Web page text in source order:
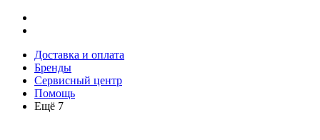
Доставка и оплата
Бренды
Сервисный центр
Помощь
Ещё 7